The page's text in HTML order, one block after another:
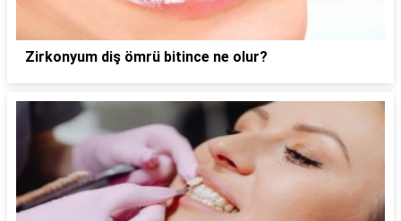
Zirkonyum diş ömrü bitince ne olur?